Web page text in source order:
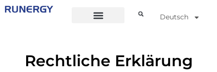
Deutsch
Rechtliche Erklärung